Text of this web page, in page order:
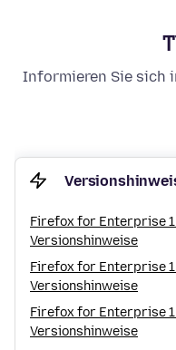
Informieren Sie sich
Firefox for Enterprise
Versionshinweise
Firefox for Enterprise
Versionshinweise
Firefox for Enterprise
Versionshinweise